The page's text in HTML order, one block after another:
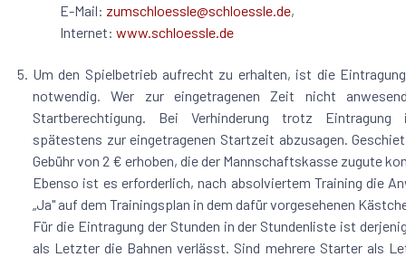
E-Mail: zumschloessle@schloessle.de,
Internet: www.schloessle.de
5. Um den Spielbetrieb aufrecht zu erhalten, ist die
notwendig. Wer zur eingetragenen Zeit nicht
Startberechtigung. Bei Verhinderung trotz
spätestens zur eingetragenen Startzeit abzusagen.
Gebühr von 2 € erhoben, die der Mannschaftskasse zugute
Ebenso ist es erforderlich, nach absolviertem Training die
„Ja" auf dem Trainingsplan in dem dafür vorgesehenen
Für die Eintragung der Stunden in der Stundenliste ist
als Letzter die Bahnen verlässt. Sind mehrere Starter als